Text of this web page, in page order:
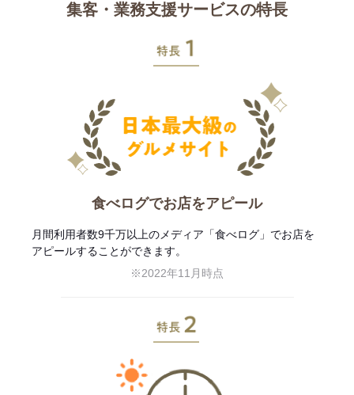
集客・業務支援サービスの特長
食べログでお店をアピール
月間利用者数9千万以上のメディア「食べログ」でお店を
アピールすることができます。
※2022年11月時点